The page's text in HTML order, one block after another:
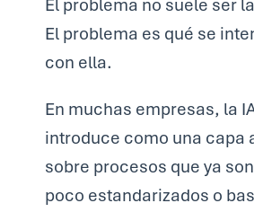
El problema no suele ser
El problema es qué se
con ella.
En muchas empresas, la
introduce como una capa
sobre procesos que ya
poco estandarizados o